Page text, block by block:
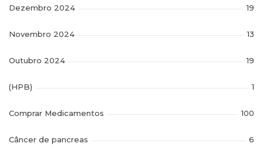
Dezembro 2024 19
Novembro 2024 13
Outubro 2024 19
(HPB) 1
Comprar Medicamentos 100
Câncer de pancreas 6